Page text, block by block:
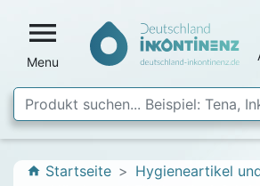

Menu
home Startseite
Hygieneartikel